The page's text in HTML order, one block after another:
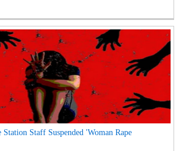
Staff Suspended 'Woman Rape